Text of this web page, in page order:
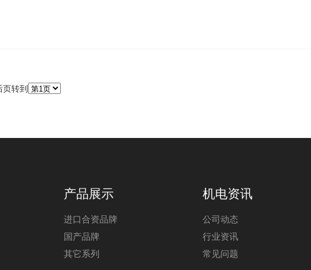
页转到
产品展示
进口合资品牌
国产品牌
其它系列
机电资讯
公司动态
行业资讯
常见问题